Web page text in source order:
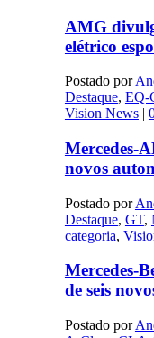
AMG
elétrico
Postado por
Destaque, EQ-
Vision News|
Mercedes-
novos
Postado por
Destaque, GT,
categoria,
Mercedes-
de seis
Postado por